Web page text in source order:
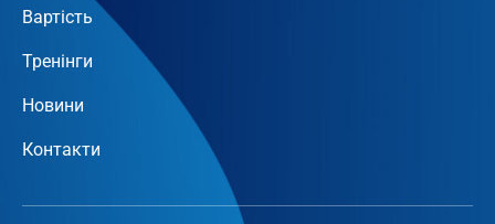
Вартість
Тренінги
Новини
Контакти